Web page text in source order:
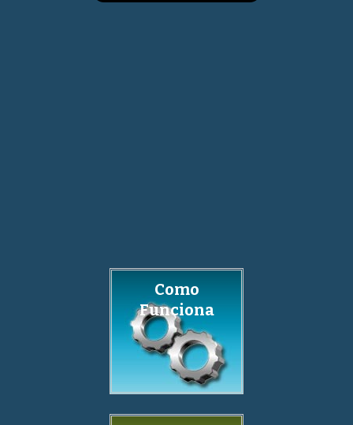
Como
Funciona